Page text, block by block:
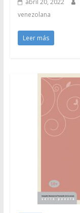
venezolana
Leer más